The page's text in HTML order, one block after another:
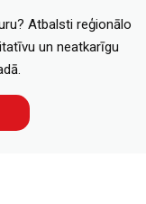
Atbalsti reģionālo
un neatkarīgu